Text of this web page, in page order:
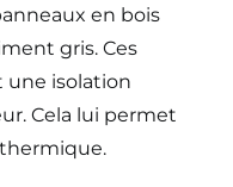
en bois
gris. Ces
une isolation
Cela lui permet